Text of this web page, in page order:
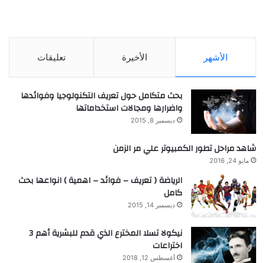
الأشهر الأخيرة تعليقات
بحث متكامل حول تعريف التكنولوجيا وفوائدها
واضرارها ومجالات استخداماتها
ديسمبر 8, 2015
شاهد مراحل تطور الكمبيوتر علي مر الزمن
مايو 24, 2016
الرياضة ( تعريف – فوائد – اهمية ) انواعها بحث
كامل
ديسمبر 14, 2015
نيكولا تسلا المخترع الذي قدم للبشرية أهم 3
اختراعات
أغسطس 12, 2018